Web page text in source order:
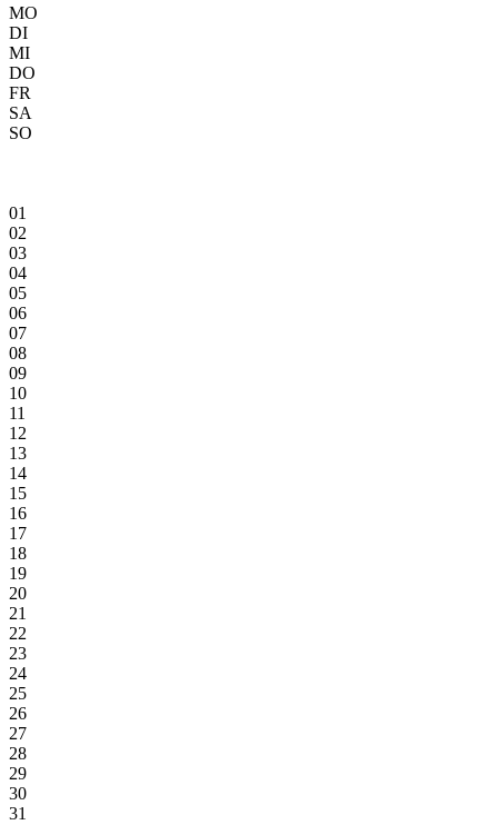
MO
DI
MI
DO
FR
SA
SO
01
02
03
04
05
06
07
08
09
10
11
12
13
14
15
16
17
18
19
20
21
22
23
24
25
26
27
28
29
30
31